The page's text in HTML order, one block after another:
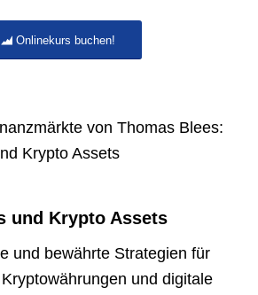
Onlinekurs buchen!
und Krypto Assets
und bewährte Strategien für
und digitale